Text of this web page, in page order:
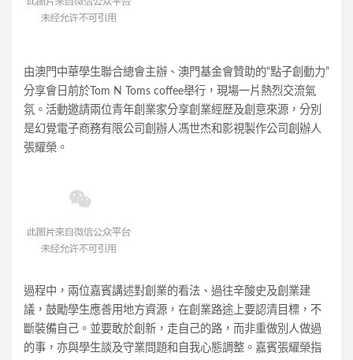
由澳門中華學生聯合總會主辦、澳門基金會贊助的“點子創動力”
分享會日前於Tom N Toms coffee舉行，現場一片熱烈交流氣
氛。活動邀請兩位青年創業家分享創業經歷及創意來源，分別
是幻覺電子商務有限公司創辦人馮世杰和影視製作公司創辦人
張耀榮。
過程中，兩位嘉賓講述對創業的看法、過往辛酸史及創業建
議，鼓勵學生應善用地方資源，在創業路途上要認清目標，不
斷裝備自己。並要敢於創新，走自己的路，而非重做別人做過
的事，亦與學生談及守業問題和自我心態調整。嘉賓張耀榮指